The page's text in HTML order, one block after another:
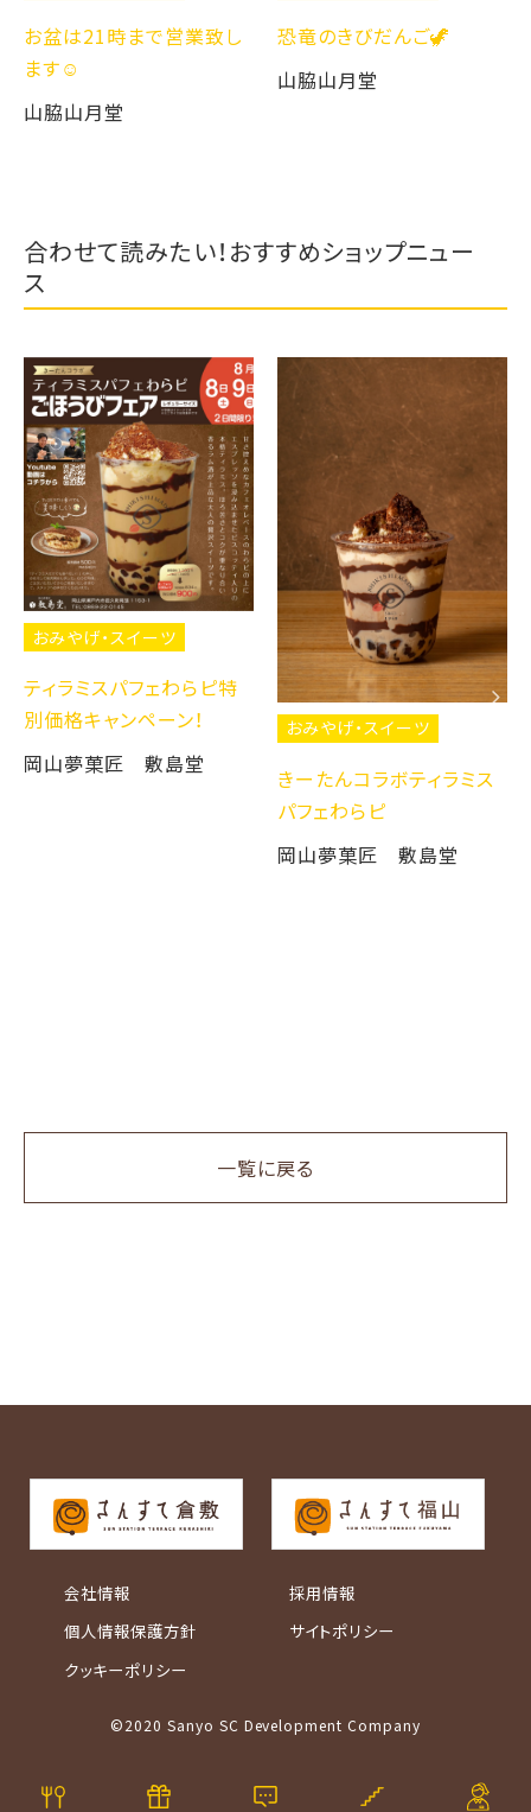
お盆は21時まで営業致し
ます☺️
山脇山月堂
恐竜のきびだんご🦖
山脇山月堂
合わせて読みたい！おすすめショップニュー
ス
おみやげ・スイーツ
ティラミスパフェわらピ特
別価格キャンペーン！
岡山夢菓匠 敷島堂
おみやげ・スイーツ
きーたんコラボティラミス
パフェわらピ
岡山夢菓匠 敷島堂
一覧に戻る
会社情報
個人情報保護方針
クッキーポリシー
採用情報
サイトポリシー
©2020 Sanyo SC Development Company